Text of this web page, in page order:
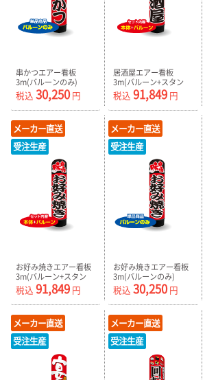
串かつエアー看板
3m(バルーンのみ)
AR090145IN_C
税込 30,250 円
居酒屋エアー看板
3m(バルーン+スタン
ド) AR090146IN
税込 91,849 円
メーカー直送
受注生産
お好み焼きエアー看板
3m(バルーン+スタン
ド) AR090147IN
税込 91,849 円
メーカー直送
受注生産
お好み焼きエアー看板
3m(バルーンのみ)
AR090147IN_C
税込 30,250円
メーカー直送
受注生産
メーカー直送
受注生産